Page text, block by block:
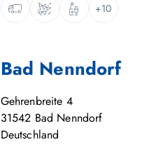
+10
Bad Nenndorf
Gehrenbreite 4
31542 Bad Nenndorf
Deutschland